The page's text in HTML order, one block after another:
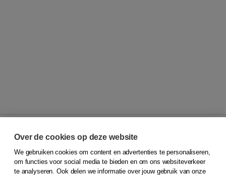
© 2026Koninklijke Boom uitgevers
Over de cookies op deze website
We gebruiken cookies om content en advertenties te personaliseren,
om functies voor social media te bieden en om ons websiteverkeer
te analyseren. Ook delen we informatie over jouw gebruik van onze